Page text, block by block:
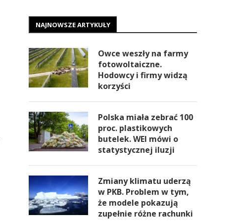
NAJNOWSZE ARTYKUŁY
Owce weszły na farmy
fotowoltaiczne.
Hodowcy i firmy widzą
korzyści
Polska miała zebrać 100
proc. plastikowych
butelek. WEI mówi o
statystycznej iluzji
Zmiany klimatu uderzą
w PKB. Problem w tym,
że modele pokazują
zupełnie różne rachunki